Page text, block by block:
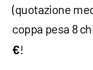
(quotazione
coppa pesa 8
€!